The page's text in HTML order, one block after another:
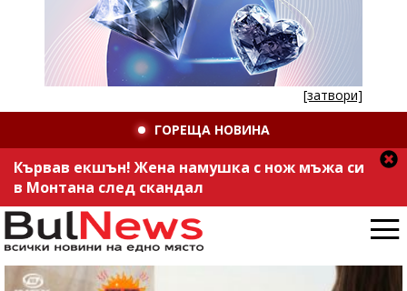
[затвори]
ГОРЕЩА НОВИНА
Кървав екшън! Жена намушка с нож мъжа си
в Монтана след скандал